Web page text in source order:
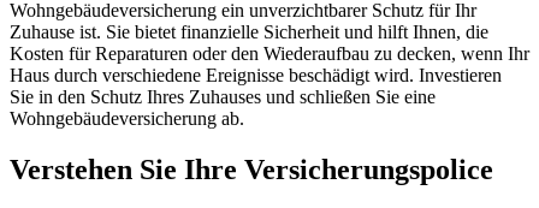
Wohngebäudeversicherung ein unverzichtbarer Schutz für Ihr
Zuhause ist. Sie bietet finanzielle Sicherheit und hilft Ihnen, die
Kosten für Reparaturen oder den Wiederaufbau zu decken, wenn Ihr
Haus durch verschiedene Ereignisse beschädigt wird. Investieren
Sie in den Schutz Ihres Zuhauses und schließen Sie eine
Wohngebäudeversicherung ab.
Verstehen Sie Ihre Versicherungspolice